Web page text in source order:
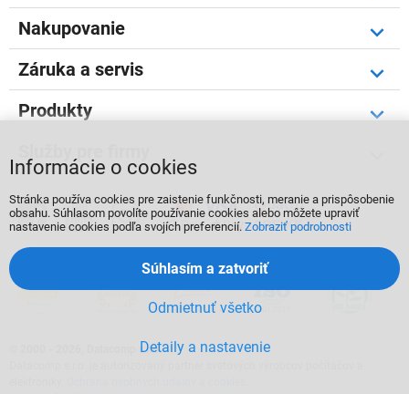
Nakupovanie
Záruka a servis
Produkty
  
2000 - 2026, Datacomp s.r.o.
Informácie o cookies
Stránka používa cookies pre zaistenie funkčnosti, meranie a prispôsobenie
obsahu. Súhlasom povolíte používanie cookies alebo môžete upraviť
nastavenie cookies podľa svojích preferencií. Zobraziť podrobnosti
Detaily a nastavenie
Odmietnuť všetko
Súhlasím a zatvoriť